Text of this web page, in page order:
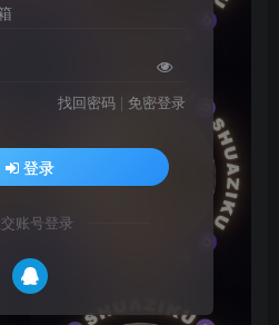
找回密码 | 免密登录
登录
账号登录